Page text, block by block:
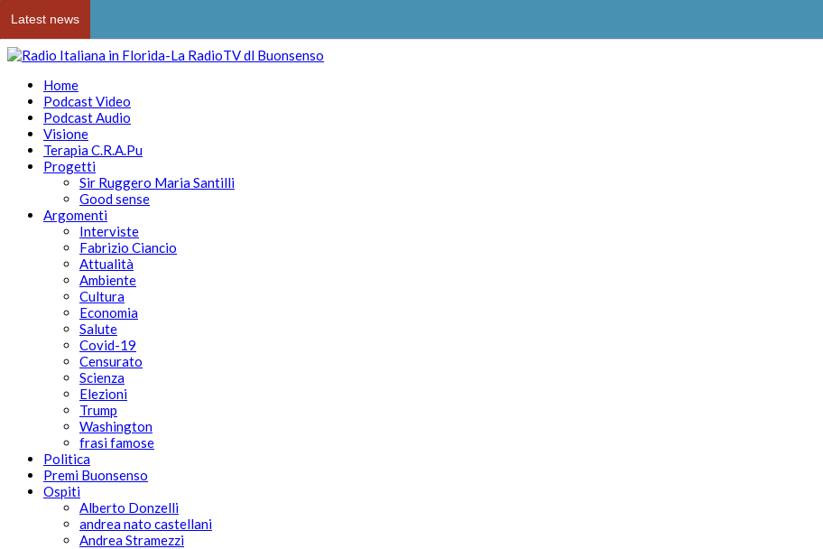
Latest news
Home
Podcast Video
Podcast Audio
Visione
Terapia C.R.A.Pu
Progetti
Sir Ruggero Maria Santilli
Good sense
Argomenti
Interviste
Fabrizio Ciancio
Attualità
Ambiente
Cultura
Economia
Salute
Covid-19
Censurato
Scienza
Elezioni
Trump
Washington
frasi famose
Politica
Premi Buonsenso
Ospiti
Alberto Donzelli
andrea nato castellani
Andrea Stramezzi